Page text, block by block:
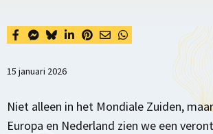
15 januari 2026
Niet alleen in het Mondiale Zuiden,
Europa en Nederland zien we een